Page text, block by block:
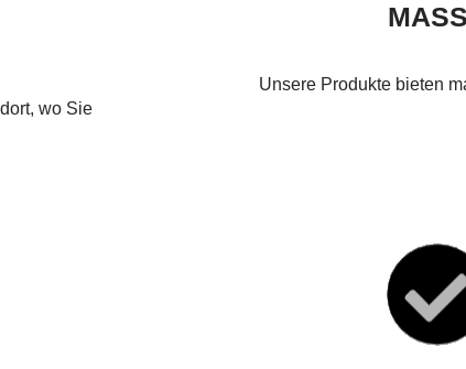
wo Sie
Unsere Produkte bieten